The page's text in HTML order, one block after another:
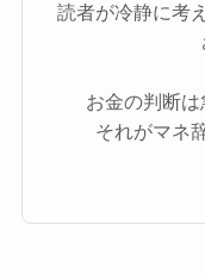
読者が冷静に考
お金の判断は
それがマネ